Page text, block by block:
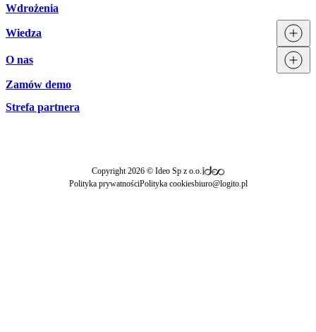
Branże
Technologia
Licencjonowanie
Wdrożenia
Wiedza
O nas
Zespół Logito
Aktualności
Zamów demo
Strefa partnera
Copyright 2026 © Ideo Sp z o.o.
Polityka prywatnościPolityka cookiesbiuro@logito.pl